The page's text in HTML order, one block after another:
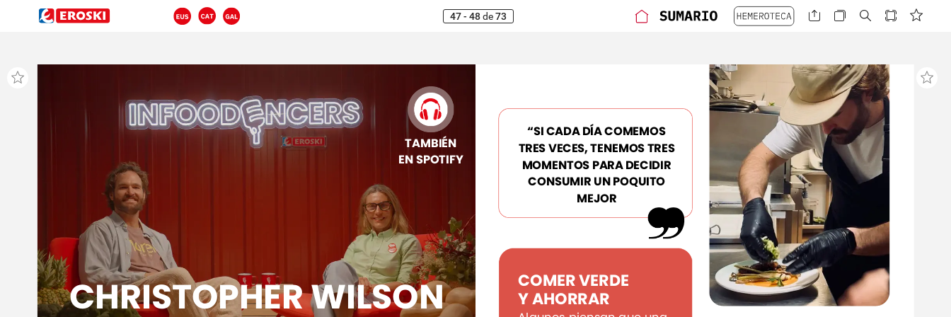
47 - 48 de 73
CHRISTOPHERWILSON
TAMBIÉN
ENSPOTIFY
COMERVERDE
YAHORRAR
“SICADA DÍACOMEMOS
TRESVECES,TENEMOSTRES
MOMENTOS PARA DECIDIR
CONSUMIR UNPOQUITO
MEJOR